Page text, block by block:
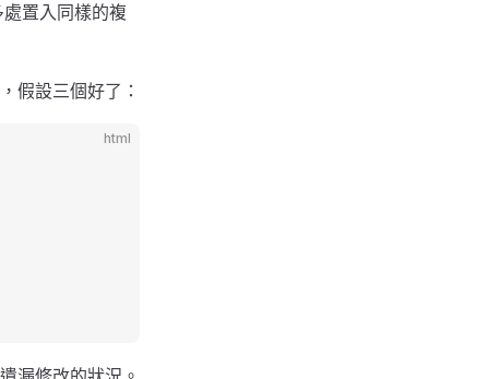
置入同樣的複
假設三個好了：
html